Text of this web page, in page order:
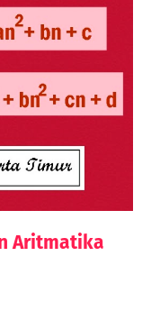
Aritmatika